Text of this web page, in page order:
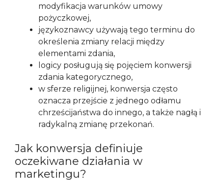
modyfikacja warunków umowy
pożyczkowej,
językoznawcy używają tego terminu do
określenia zmiany relacji między
elementami zdania,
logicy posługują się pojęciem konwersji
zdania kategorycznego,
w sferze religijnej, konwersja często
oznacza przejście z jednego odłamu
chrześcijaństwa do innego, a także nagłą i
radykalną zmianę przekonań.
Jak konwersja definiuje
oczekiwane działania w
marketingu?